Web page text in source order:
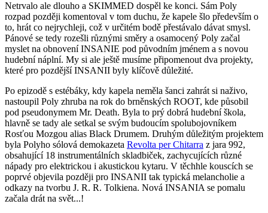
Netrvalo ale dlouho a SKIMMED dospěl ke konci. Sám Poly
rozpad později komentoval v tom duchu, že kapele šlo především o
to, hrát co nejrychleji, což v určitém bodě přestávalo dávat smysl.
Pánové se tedy rozešli různými směry a osamocený Poly začal
myslet na obnovení INSANIE pod původním jménem a s novou
hudební náplní. My si ale ještě musíme připomenout dva projekty,
které pro pozdější INSANII byly klíčově důležité.
Po epizodě s estébáky, kdy kapela neměla šanci zahrát si naživo,
nastoupil Poly zhruba na rok do brněnských ROOT, kde působil
pod pseudonymem Mr. Death. Byla to prý dobrá hudební škola,
hlavně se tady ale setkal se svým budoucím spolubojovníkem
Rosťou Mozgou alias Black Drumem. Druhým důležitým projektem
byla Polyho sólová demokazeta Revolta per Chitarra z jara 992,
obsahující 18 instrumentálních skladbiček, zachycujících různé
nápady pro elektrickou i akustickou kytaru. V těchhle kouscích se
poprvé objevila později pro INSANII tak typická melancholie a
odkazy na tvorbu J. R. R. Tolkiena. Nová INSANIA se pomalu
začala drát na svět...!